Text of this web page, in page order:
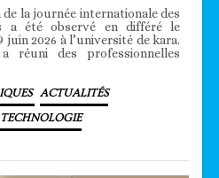
de la journée internationale des
a été observé en différé le
juin 2026 à l’université de kara.
a réuni des professionnelles
ACTUALITÉS
TECHNOLOGIE